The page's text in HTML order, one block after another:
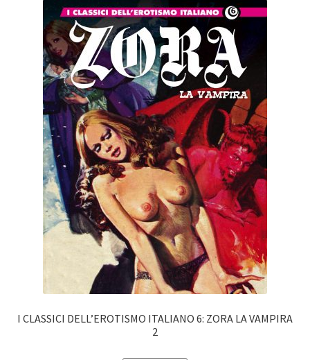
I CLASSICI DELL’EROTISMO ITALIANO 6: ZORA LA VAMPIRA
2